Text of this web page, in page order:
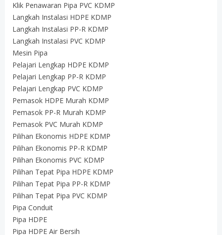
Klik Penawaran Pipa PVC KDMP
Langkah Instalasi HDPE KDMP
Langkah Instalasi PP-R KDMP
Langkah Instalasi PVC KDMP
Mesin Pipa
Pelajari Lengkap HDPE KDMP
Pelajari Lengkap PP-R KDMP
Pelajari Lengkap PVC KDMP
Pemasok HDPE Murah KDMP
Pemasok PP-R Murah KDMP
Pemasok PVC Murah KDMP
Pilihan Ekonomis HDPE KDMP
Pilihan Ekonomis PP-R KDMP
Pilihan Ekonomis PVC KDMP
Pilihan Tepat Pipa HDPE KDMP
Pilihan Tepat Pipa PP-R KDMP
Pilihan Tepat Pipa PVC KDMP
Pipa Conduit
Pipa HDPE
Pipa HDPE Air Bersih